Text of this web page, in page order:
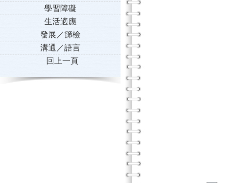
學習障礙
生活適應
發展／篩檢
溝通／語言
回上一頁